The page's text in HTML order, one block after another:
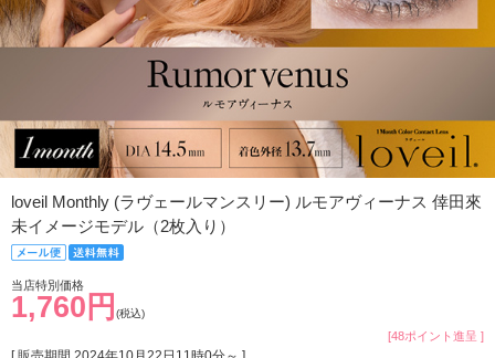
loveil Monthly (ラヴェールマンスリー) ルモアヴィーナス 倖田來
未イメージモデル（2枚入り）
当店特別価格
1,760円 (税込)
[48ポイント進呈 ]